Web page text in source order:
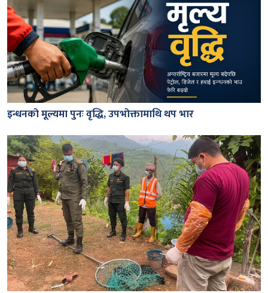
इन्धनको मूल्यमा पुनः वृद्धि, उपभोक्तामाथि थप भार